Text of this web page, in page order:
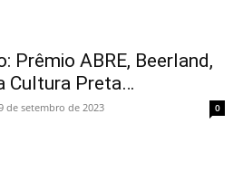
Prêmio ABRE, Beerland,
Cultura Preta…
de setembro de 2023 0